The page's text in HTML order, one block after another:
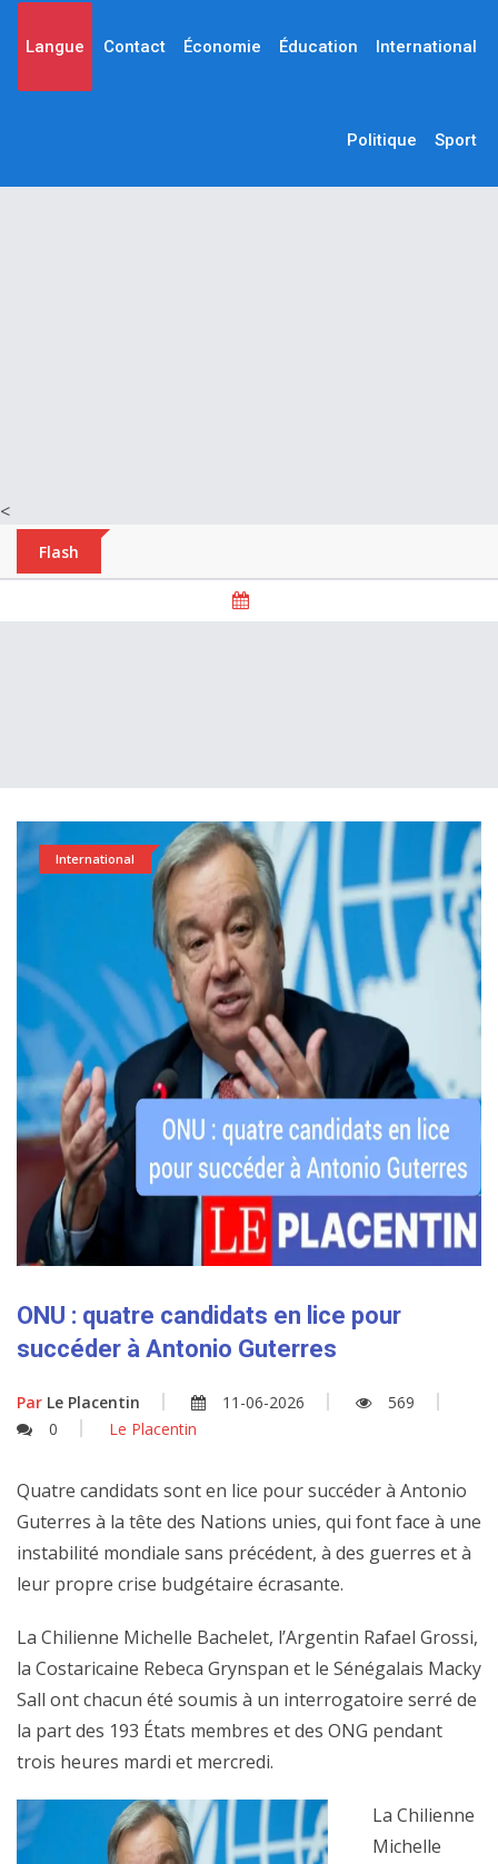
<
Langue Contact Économie Éducation International
Politique Sport
Flash
International
ONU : quatre candidats en lice pour
succéder à Antonio Guterres
Par Le Placentin 11-06-2026
569
0
Le Placentin
Quatre candidats sont en lice pour succéder à Antonio
Guterres à la tête des Nations unies, qui font face à une
instabilité mondiale sans précédent, à des guerres et à
leur propre crise budgétaire écrasante.
La Chilienne Michelle Bachelet, l’Argentin Rafael Grossi,
la Costaricaine Rebeca Grynspan et le Sénégalais Macky
Sall ont chacun été soumis à un interrogatoire serré de
la part des 193 États membres et des ONG pendant
trois heures mardi et mercredi.
La Chilienne
Michelle